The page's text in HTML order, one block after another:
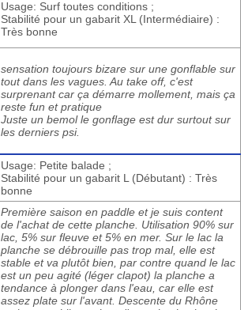
Usage: Surf toutes conditions ;
Stabilité pour un gabarit XL (Intermédiaire) :
Très bonne
sensation toujours bizare sur une gonflable sur
tout dans les vagues. Au take off, c'est
surprenant car ça démarre mollement, mais ça
reste fun et pratique
Juste un bemol le gonflage est dur surtout sur
les derniers psi.
Usage: Petite balade ;
Stabilité pour un gabarit L (Débutant) : Très
bonne
Première saison en paddle et je suis content
de l'achat de cette planche. Utilisation 90% sur
lac, 5% sur fleuve et 5% en mer. Sur le lac la
planche se débrouille pas trop mal, elle est
stable et va plutôt bien, par contre quand le lac
est un peu agité (léger clapot) la planche a
tendance à plonger dans l'eau, car elle est
assez plate sur l'avant. Descente du Rhône